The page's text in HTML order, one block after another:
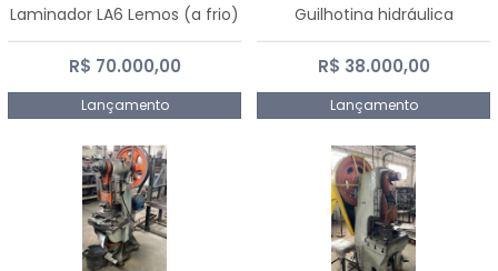
Laminador LA6 Lemos (a frio)
R$ 70.000,00
Lançamento
Guilhotina hidráulica
R$ 38.000,00
Lançamento